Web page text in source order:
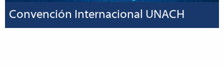
Convención Internacional UNACH